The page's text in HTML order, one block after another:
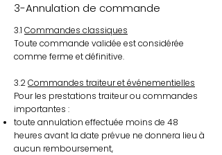
3-Annulation de commande
3.1 Commandes classiques
Toute commande validée est considérée
comme ferme et définitive.
3.2Commandes traiteur et événementielles
Pour les prestations traiteur ou commandes
importantes :
toute annulation effectuée moins de 48
heures avant la date prévue ne donnera lieu à
aucun remboursement,